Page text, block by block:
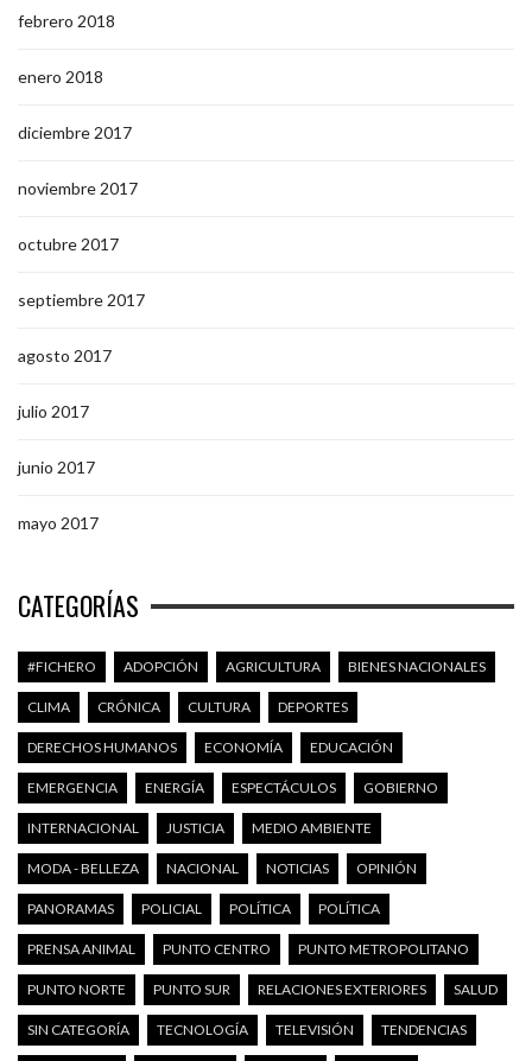
febrero 2018
enero 2018
diciembre 2017
noviembre 2017
octubre 2017
septiembre 2017
agosto 2017
julio 2017
junio 2017
mayo 2017
CATEGORÍAS
#FICHERO ADOPCIÓN AGRICULTURA BIENES NACIONALES
CLIMA CRÓNICA CULTURA DEPORTES
DERECHOS HUMANOS ECONOMÍA EDUCACIÓN
EMERGENCIA ENERGÍA ESPECTÁCULOS GOBIERNO
INTERNACIONAL JUSTICIA MEDIO AMBIENTE
MODA - BELLEZA NACIONAL NOTICIAS OPINIÓN
PANORAMAS POLICIAL POLÍTICA POLÍTICA
PRENSA ANIMAL PUNTO CENTRO PUNTO METROPOLITANO
PUNTO NORTE PUNTO SUR RELACIONES EXTERIORES SALUD
SIN CATEGORÍA TECNOLOGÍA TELEVISIÓN TENDENCIAS